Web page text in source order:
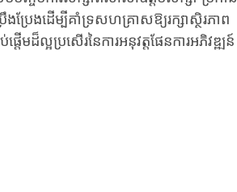
ប្រែង​ដើម្បី​គាំទ្រ​សហគ្រាស​ឱ្យ​រក្សា​ស្ថិរភាព​
ដ៏​ល្អ​ប្រសើរ​នៃ​ការអនុវត្ត​ផែនការអភិវឌ្ឍន៍